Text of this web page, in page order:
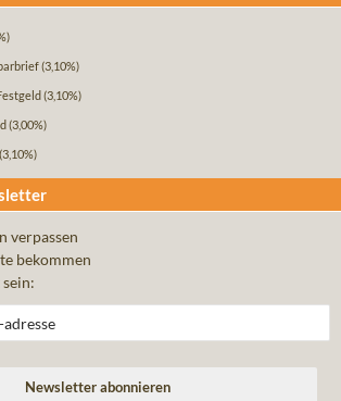
(3,10%)
(3,10%)
(3,00%)
(3,10%)
verpassen
bekommen